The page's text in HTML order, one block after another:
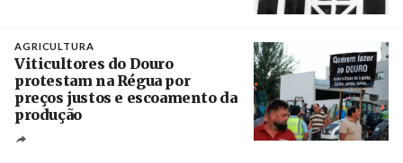
AGRICULTURA
Viticultores do Douro
protestam na Régua por
preços justos e escoamento da
produção